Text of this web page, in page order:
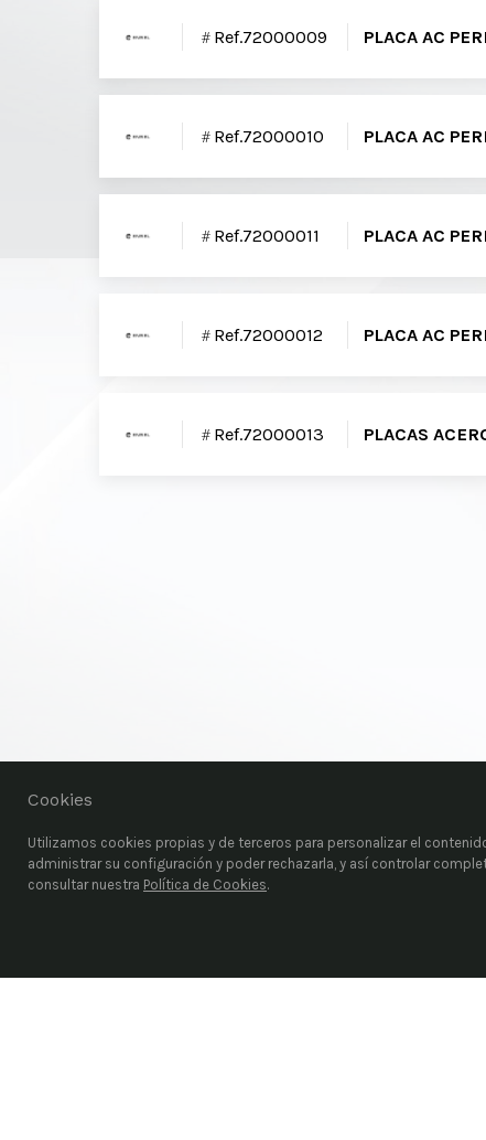
Ref.72000009 PLACA AC
Ref.72000010 PLACA AC
Ref.72000011 PLACA AC
Ref.72000012 PLACA AC
Ref.72000013 PLACAS
Cookies
Utilizamos cookies propias y de terceros para personalizar el
administrar su configuración y poder rechazarla, y así controlar
consultar nuestra Política de Cookies.